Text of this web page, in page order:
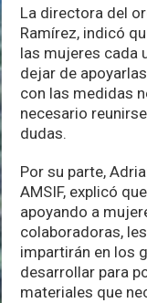
La directora del
Ramírez, indicó
las mujeres cada
dejar de
con las medidas
necesario
dudas.
Por su parte,
AMSIF, explicó
apoyando a
colaboradoras,
impartirán en los
desarrollar para
materiales que